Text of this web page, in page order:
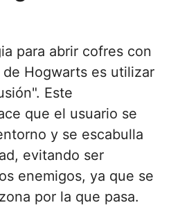
para abrir cofres con
Hogwarts es utilizar
Este
que el usuario se
y se escabulla
evitando ser
enemigos, ya que se
por la que pasa.